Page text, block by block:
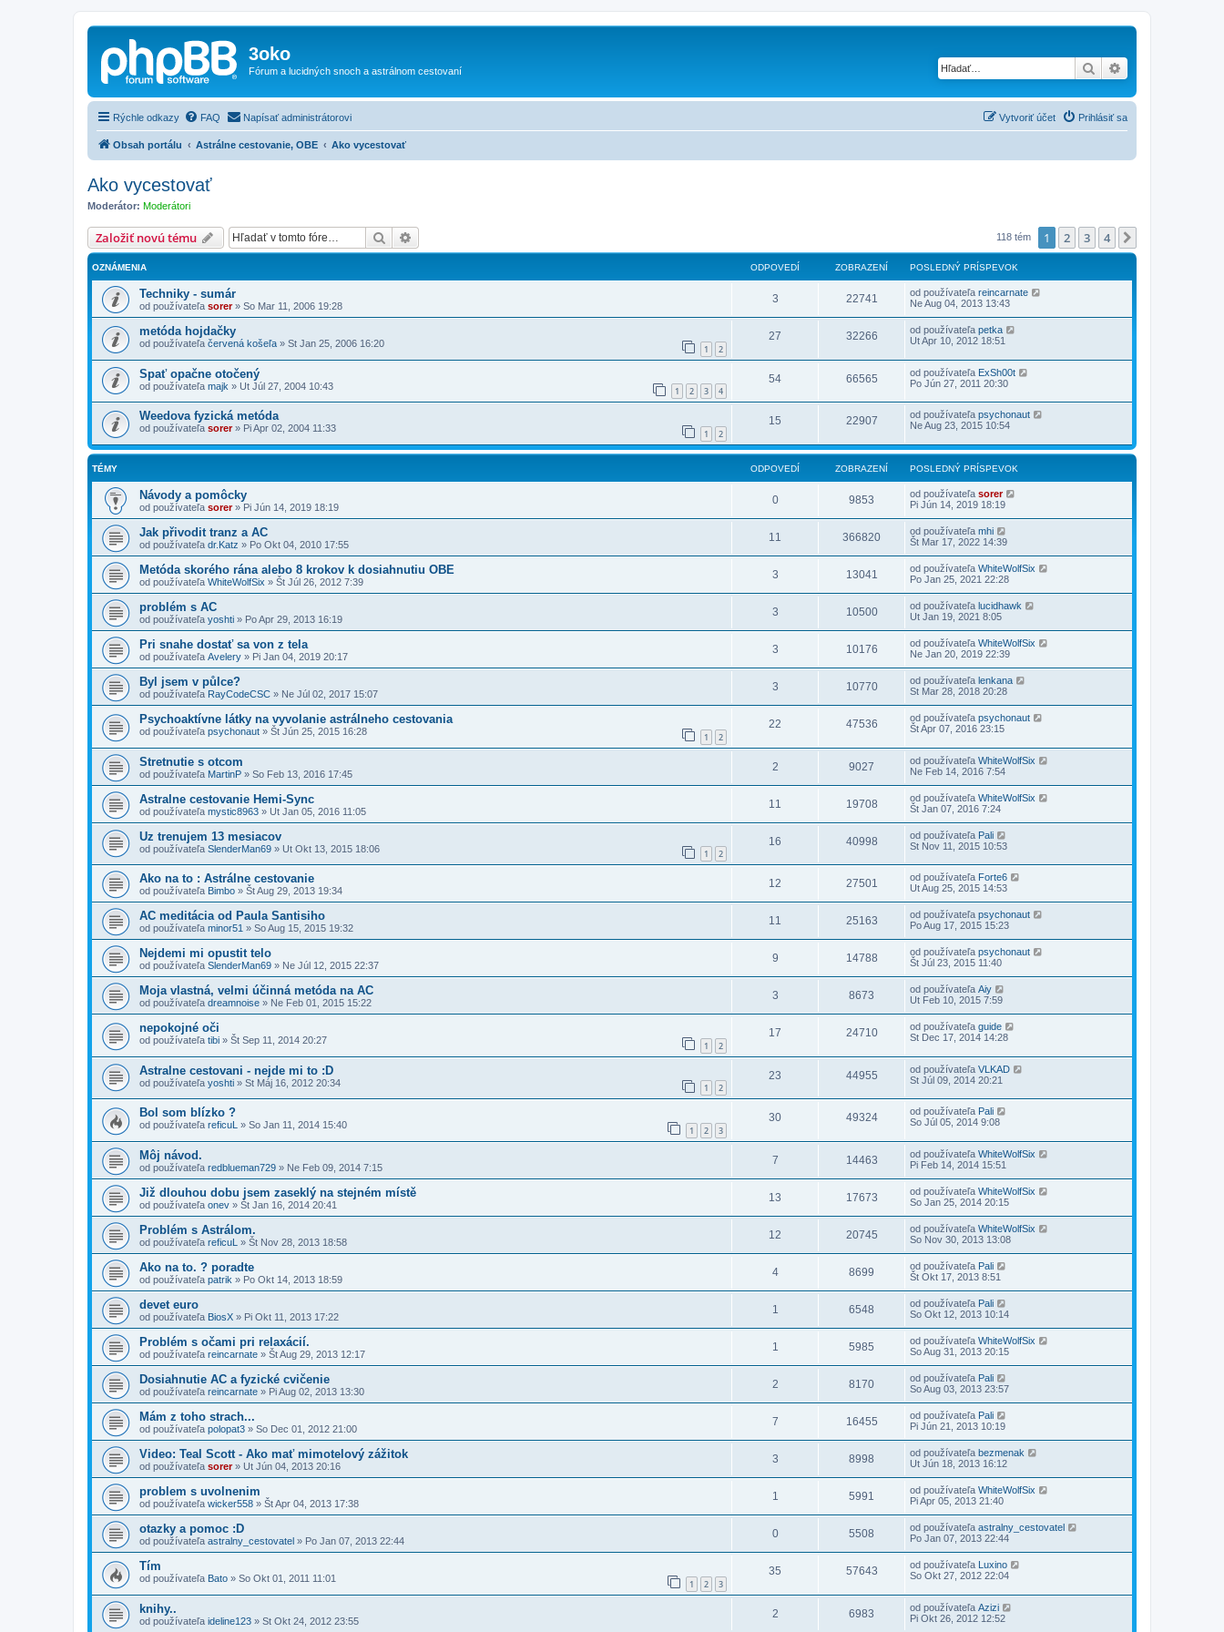
3oko
Fórum a lucidných snoch a astrálnom cestovaní Hľadať
Rýchle odkazy FAQ Napísať administrátorovi Prihlásiť sa
Vytvoriť účet
Obsah portálu Astrálne cestovanie, OBE Ako vycestovať
Ako vycestovať
Moderátor: Moderátori
Založiť novú tému Hľadať 118 tém 1 2 3 4
OZNÁMENIA ODPOVEDÍ ZOBRAZENÍ POSLEDNÝ PRÍSPEVOK
Techniky - sumár
od používateľa sorer» So Mar 11, 2006 19:28
3 22741 od používateľa reincarnate
Ne Aug 04, 2013 13:43
metóda hojdačky
od používateľa červená košeľa » St Jan 25, 2006 16:20 1 2
27 32266 od používateľa petka
Ut Apr 10, 2012 18:51
Spať opačne otočený
od používateľa majk » Ut Júl 27, 2004 10:43 1 2 3 4
54 66565 od používateľa ExSh00t
Po Jún 27, 2011 20:30
Weedova fyzická metóda
od používateľa sorer» Pi Apr 02, 2004 11:33 1 2
15 22907 od používateľa psychonaut
Ne Aug 23, 2015 10:54
TÉMY ODPOVEDÍ ZOBRAZENÍ POSLEDNÝ PRÍSPEVOK
Návody a pomôcky
od používateľa sorer» Pi Jún 14, 2019 18:19
0 9853 od používateľa sorer
Pi Jún 14, 2019 18:19
Jak přivodit tranz a AC
od používateľa dr.Katz » Po Okt 04, 2010 17:55
11 366820 od používateľa mhi
Št Mar 17, 2022 14:39
Metóda skorého rána alebo 8 krokov k dosiahnutiu OBE
od používateľa WhiteWolfSix » Št Júl 26, 2012 7:39
3 13041 od používateľa WhiteWolfSix
Po Jan 25, 2021 22:28
problém s AC
od používateľa yoshti » Po Apr 29, 2013 16:19
3 10500 od používateľa lucidhawk
Ut Jan 19, 2021 8:05
Pri snahe dostať sa von z tela
od používateľa Avelery » Pi Jan 04, 2019 20:17
3 10176 od používateľa WhiteWolfSix
Ne Jan 20, 2019 22:39
Byl jsem v půlce?
od používateľa RayCodeCSC » Ne Júl 02, 2017 15:07
3 10770 od používateľa lenkana
St Mar 28, 2018 20:28
Psychoaktívne látky na vyvolanie astrálneho cestovania
od používateľa psychonaut » Št Jún 25, 2015 16:28 1 2
22 47536 od používateľa psychonaut
Št Apr 07, 2016 23:15
Stretnutie s otcom
od používateľa MartinP » So Feb 13, 2016 17:45
2 9027 od používateľa WhiteWolfSix
Ne Feb 14, 2016 7:54
Astralne cestovanie Hemi-Sync
od používateľa mystic8963 » Ut Jan 05, 2016 11:05
11 19708 od používateľa WhiteWolfSix
Št Jan 07, 2016 7:24
Uz trenujem 13 mesiacov
od používateľa SlenderMan69 » Ut Okt 13, 2015 18:06 1 2
16 40998 od používateľa Pali
St Nov 11, 2015 10:53
Ako na to : Astrálne cestovanie
od používateľa Bimbo » Št Aug 29, 2013 19:34
12 27501 od používateľa Forte6
Ut Aug 25, 2015 14:53
AC meditácia od Paula Santisiho
od používateľa minor51 » So Aug 15, 2015 19:32
11 25163 od používateľa psychonaut
Po Aug 17, 2015 15:23
Nejdemi mi opustit telo
od používateľa SlenderMan69 » Ne Júl 12, 2015 22:37
9 14788 od používateľa psychonaut
Št Júl 23, 2015 11:40
Moja vlastná, velmi účinná metóda na AC
od používateľa dreamnoise » Ne Feb 01, 2015 15:22
3 8673 od používateľa Aiy
Ut Feb 10, 2015 7:59
nepokojné oči
od používateľa tibi » Št Sep 11, 2014 20:27 1 2
17 24710 od používateľa guide
St Dec 17, 2014 14:28
Astralne cestovani - nejde mi to :D
od používateľa yoshti » St Máj 16, 2012 20:34 1 2
23 44955 od používateľa VLKAD
St Júl 09, 2014 20:21
Bol som blízko ?
od používateľa reficuL » So Jan 11, 2014 15:40 1 2 3
30 49324 od používateľa Pali
So Júl 05, 2014 9:08
Môj návod.
od používateľa redblueman729 » Ne Feb 09, 2014 7:15
7 14463 od používateľa WhiteWolfSix
Pi Feb 14, 2014 15:51
Již dlouhou dobu jsem zaseklý na stejném místě
od používateľa onev » Št Jan 16, 2014 20:41
13 17673 od používateľa WhiteWolfSix
So Jan 25, 2014 20:15
Problém s Astrálom.
od používateľa reficuL » Št Nov 28, 2013 18:58
12 20745 od používateľa WhiteWolfSix
So Nov 30, 2013 13:08
Ako na to. ? poradte
od používateľa patrik » Po Okt 14, 2013 18:59
4 8699 od používateľa Pali
Št Okt 17, 2013 8:51
devet euro
od používateľa BiosX » Pi Okt 11, 2013 17:22
1 6548 od používateľa Pali
So Okt 12, 2013 10:14
Problém s očami pri relaxácií.
od používateľa reincarnate » Št Aug 29, 2013 12:17
1 5985 od používateľa WhiteWolfSix
So Aug 31, 2013 20:15
Dosiahnutie AC a fyzické cvičenie
od používateľa reincarnate » Pi Aug 02, 2013 13:30
2 8170 od používateľa Pali
So Aug 03, 2013 23:57
Mám z toho strach...
od používateľa polopat3 » So Dec 01, 2012 21:00
7 16455 od používateľa Pali
Pi Jún 21, 2013 10:19
Video: Teal Scott - Ako mať mimotelový zážitok
od používateľa sorer» Ut Jún 04, 2013 20:16
3 8998 od používateľa bezmenak
Ut Jún 18, 2013 16:12
problem s uvolnenim
od používateľa wicker558 » Št Apr 04, 2013 17:38
1 5991 od používateľa WhiteWolfSix
Pi Apr 05, 2013 21:40
otazky a pomoc :D
od používateľa astralny_cestovatel » Po Jan 07, 2013 22:44
0 5508 od používateľa astralny_cestovatel
Po Jan 07, 2013 22:44
Tím
od používateľa Bato » So Okt 01, 2011 11:01 1 2 3
35 57643 od používateľa Luxino
So Okt 27, 2012 22:04
knihy..
od používateľa ideline123 » St Okt 24, 2012 23:55
2 6983 od používateľa Azizi
Pi Okt 26, 2012 12:52